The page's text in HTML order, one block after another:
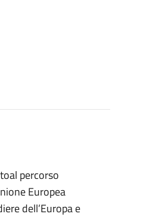
percorso
Europea
dell’Europa e